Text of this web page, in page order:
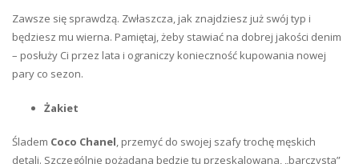
Zawsze się sprawdzą. Zwłaszcza, jak znajdziesz już swój typ i
będziesz mu wierna. Pamiętaj, żeby stawiać na dobrej jakości denim
– posłuży Ci przez lata i ograniczy konieczność kupowania nowej
pary co sezon.
Żakiet
Śladem Coco Chanel, przemyć do swojej szafy trochę męskich
detali. Szczególnie pożądana będzie tu przeskalowana, „barczysta”